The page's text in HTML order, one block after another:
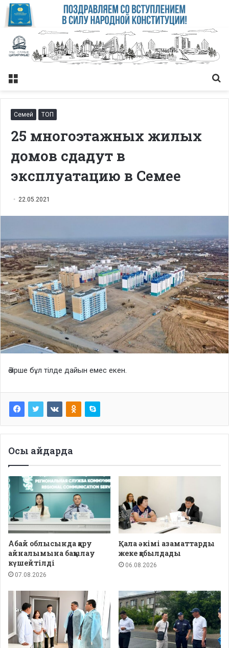
Меню
Семей ТОП
25 многоэтажных жилых
домов сдадут в
эксплуатацию в Семее
22.05.2021
Әзірше бұл тілде дайын емес екен.
Осы айдарда
Абай облысында қару
айналымына бақылау
күшейтілді
07.08.2026
Қала әкімі азаматтарды
жеке қабылдады
06.08.2026